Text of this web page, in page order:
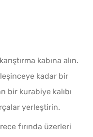
kabına alın.
kadar bir
bir kurabiye kalıbı
yerleştirin.
fırında üzerleri